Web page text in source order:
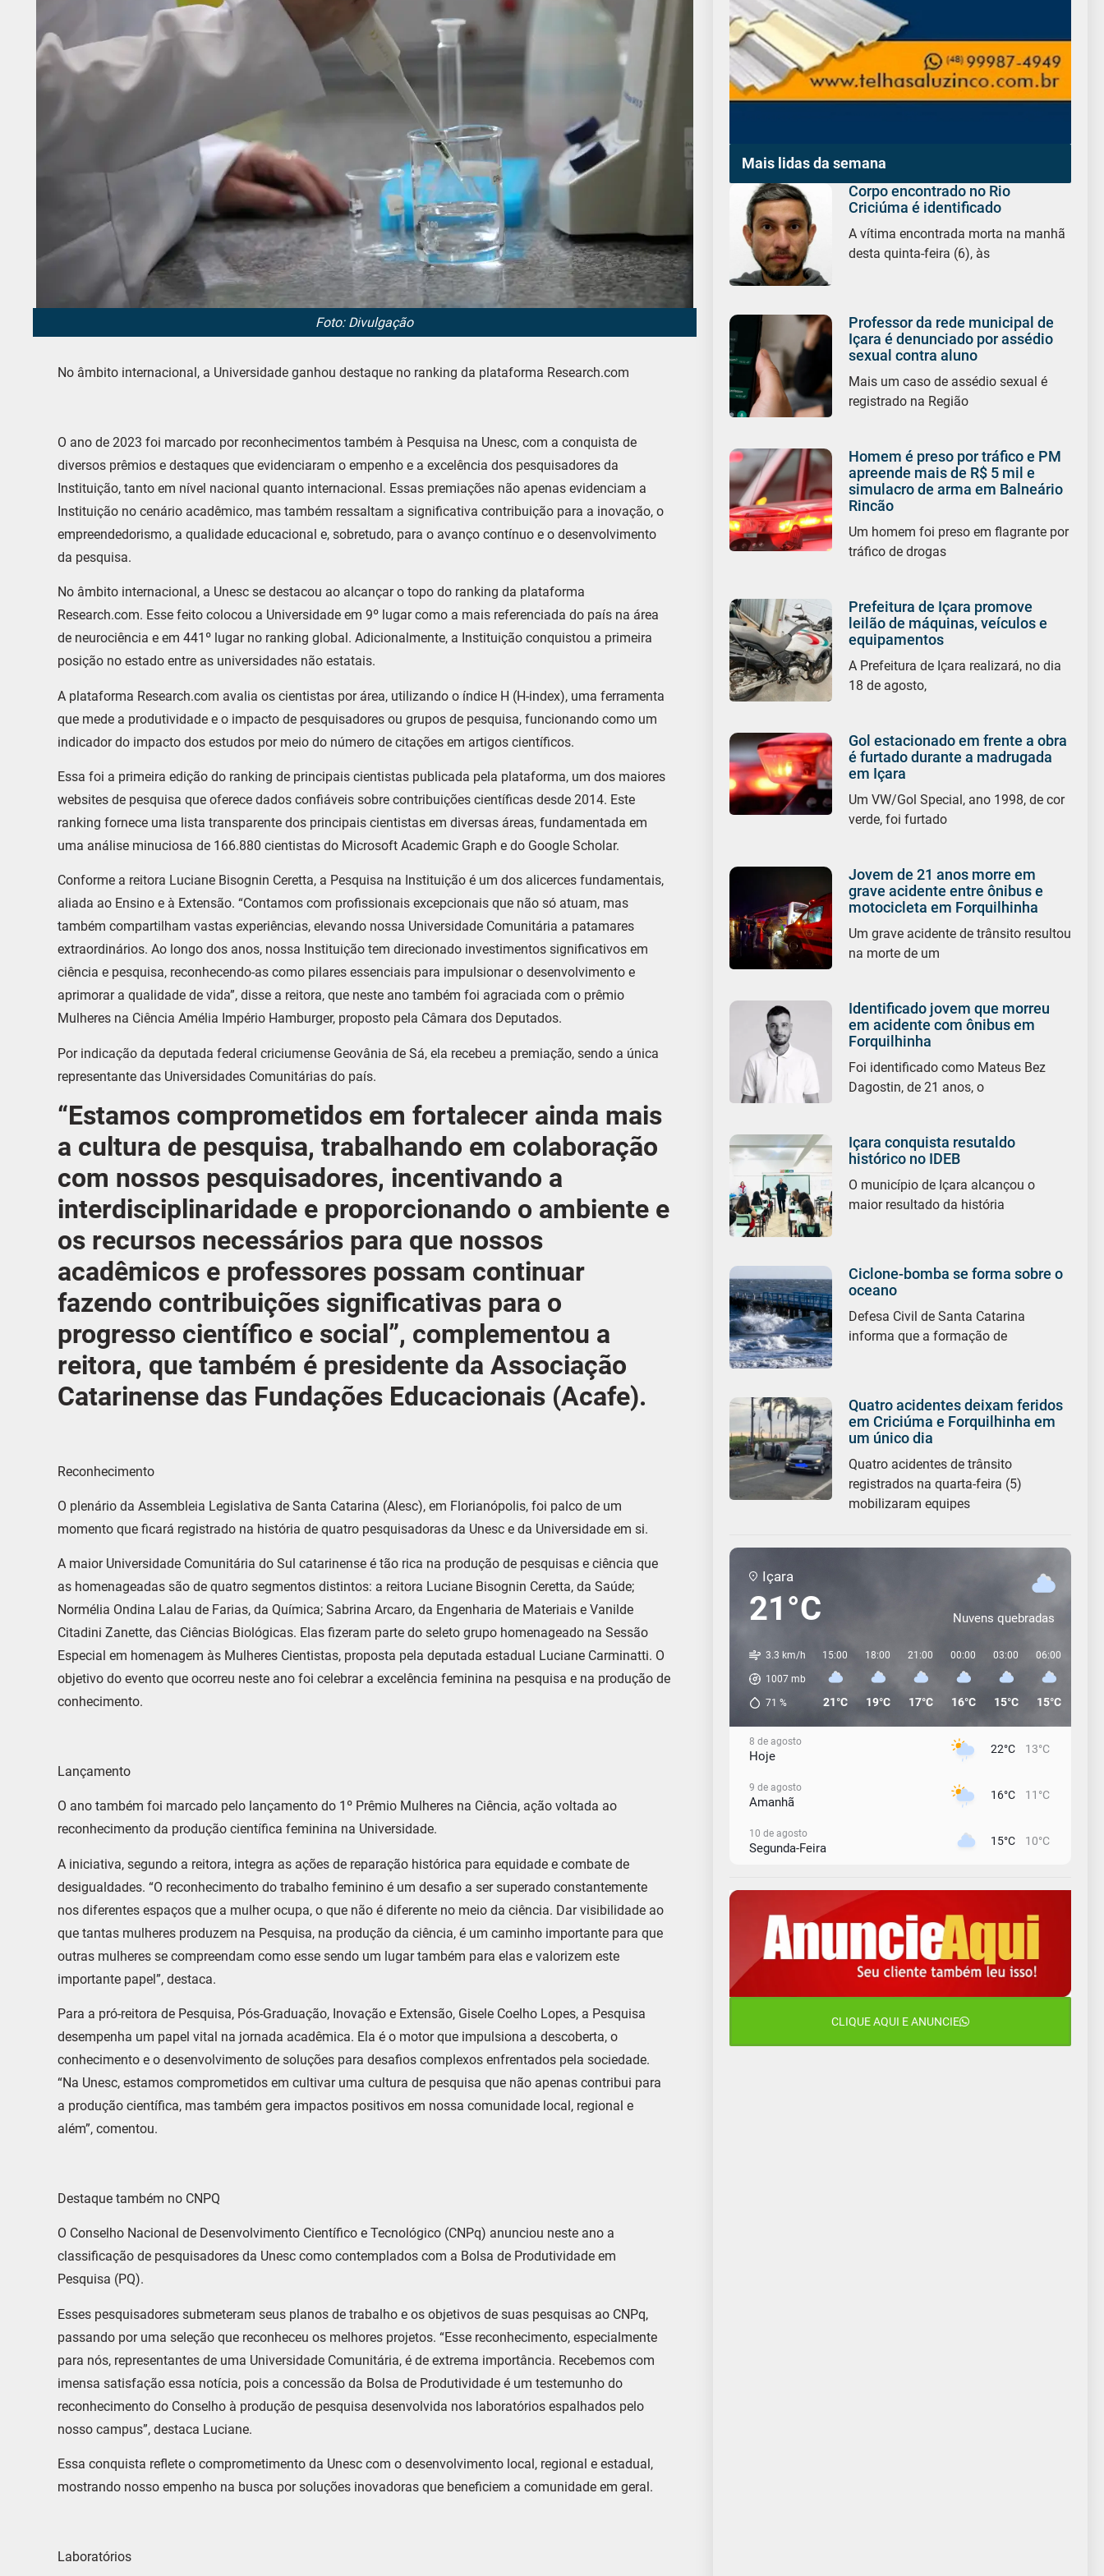
Foto: Divulgação
No âmbito internacional, a Universidade ganhou destaque no ranking da plataforma Research.com
O ano de 2023 foi marcado por reconhecimentos também à Pesquisa na Unesc, com a conquista de
diversos prêmios e destaques que evidenciaram o empenho e a excelência dos pesquisadores da
Instituição, tanto em nível nacional quanto internacional. Essas premiações não apenas evidenciam a
Instituição no cenário acadêmico, mas também ressaltam a significativa contribuição para a inovação, o
empreendedorismo, a qualidade educacional e, sobretudo, para o avanço contínuo e o desenvolvimento
da pesquisa.
No âmbito internacional, a Unesc se destacou ao alcançar o topo do ranking da plataforma
Research.com. Esse feito colocou a Universidade em 9º lugar como a mais referenciada do país na área
de neurociência e em 441º lugar no ranking global. Adicionalmente, a Instituição conquistou a primeira
posição no estado entre as universidades não estatais.
A plataforma Research.com avalia os cientistas por área, utilizando o índice H (H-index), uma ferramenta
que mede a produtividade e o impacto de pesquisadores ou grupos de pesquisa, funcionando como um
indicador do impacto dos estudos por meio do número de citações em artigos científicos.
Essa foi a primeira edição do ranking de principais cientistas publicada pela plataforma, um dos maiores
websites de pesquisa que oferece dados confiáveis sobre contribuições científicas desde 2014. Este
ranking fornece uma lista transparente dos principais cientistas em diversas áreas, fundamentada em
uma análise minuciosa de 166.880 cientistas do Microsoft Academic Graph e do Google Scholar.
Conforme a reitora Luciane Bisognin Ceretta, a Pesquisa na Instituição é um dos alicerces fundamentais,
aliada ao Ensino e à Extensão. “Contamos com profissionais excepcionais que não só atuam, mas
também compartilham vastas experiências, elevando nossa Universidade Comunitária a patamares
extraordinários. Ao longo dos anos, nossa Instituição tem direcionado investimentos significativos em
ciência e pesquisa, reconhecendo-as como pilares essenciais para impulsionar o desenvolvimento e
aprimorar a qualidade de vida”, disse a reitora, que neste ano também foi agraciada com o prêmio
Mulheres na Ciência Amélia Império Hamburger, proposto pela Câmara dos Deputados.
Por indicação da deputada federal criciumense Geovânia de Sá, ela recebeu a premiação, sendo a única
representante das Universidades Comunitárias do país.
“Estamos comprometidos em fortalecer ainda mais
a cultura de pesquisa, trabalhando em colaboração
com nossos pesquisadores, incentivando a
interdisciplinaridade e proporcionando o ambiente e
os recursos necessários para que nossos
acadêmicos e professores possam continuar
fazendo contribuições significativas para o
progresso científico e social”, complementou a
reitora, que também é presidente da Associação
Catarinense das Fundações Educacionais (Acafe).
Reconhecimento
O plenário da Assembleia Legislativa de Santa Catarina (Alesc), em Florianópolis, foi palco de um
momento que ficará registrado na história de quatro pesquisadoras da Unesc e da Universidade em si.
A maior Universidade Comunitária do Sul catarinense é tão rica na produção de pesquisas e ciência que
as homenageadas são de quatro segmentos distintos: a reitora Luciane Bisognin Ceretta, da Saúde;
Normélia Ondina Lalau de Farias, da Química; Sabrina Arcaro, da Engenharia de Materiais e Vanilde
Citadini Zanette, das Ciências Biológicas. Elas fizeram parte do seleto grupo homenageado na Sessão
Especial em homenagem às Mulheres Cientistas, proposta pela deputada estadual Luciane Carminatti. O
objetivo do evento que ocorreu neste ano foi celebrar a excelência feminina na pesquisa e na produção de
conhecimento.
Lançamento
O ano também foi marcado pelo lançamento do 1º Prêmio Mulheres na Ciência, ação voltada ao
reconhecimento da produção científica feminina na Universidade.
A iniciativa, segundo a reitora, integra as ações de reparação histórica para equidade e combate de
desigualdades. “O reconhecimento do trabalho feminino é um desafio a ser superado constantemente
nos diferentes espaços que a mulher ocupa, o que não é diferente no meio da ciência. Dar visibilidade ao
que tantas mulheres produzem na Pesquisa, na produção da ciência, é um caminho importante para que
outras mulheres se compreendam como esse sendo um lugar também para elas e valorizem este
importante papel”, destaca.
Para a pró-reitora de Pesquisa, Pós-Graduação, Inovação e Extensão, Gisele Coelho Lopes, a Pesquisa
desempenha um papel vital na jornada acadêmica. Ela é o motor que impulsiona a descoberta, o
conhecimento e o desenvolvimento de soluções para desafios complexos enfrentados pela sociedade.
“Na Unesc, estamos comprometidos em cultivar uma cultura de pesquisa que não apenas contribui para
a produção científica, mas também gera impactos positivos em nossa comunidade local, regional e
além”, comentou.
Destaque também no CNPQ
O Conselho Nacional de Desenvolvimento Científico e Tecnológico (CNPq) anunciou neste ano a
classificação de pesquisadores da Unesc como contemplados com a Bolsa de Produtividade em
Pesquisa (PQ).
Esses pesquisadores submeteram seus planos de trabalho e os objetivos de suas pesquisas ao CNPq,
passando por uma seleção que reconheceu os melhores projetos. “Esse reconhecimento, especialmente
para nós, representantes de uma Universidade Comunitária, é de extrema importância. Recebemos com
imensa satisfação essa notícia, pois a concessão da Bolsa de Produtividade é um testemunho do
reconhecimento do Conselho à produção de pesquisa desenvolvida nos laboratórios espalhados pelo
nosso campus”, destaca Luciane.
Essa conquista reflete o comprometimento da Unesc com o desenvolvimento local, regional e estadual,
mostrando nosso empenho na busca por soluções inovadoras que beneficiem a comunidade em geral.
Laboratórios
Mais lidas da semana
Corpo encontrado no Rio
Criciúma é identificado
A vítima encontrada morta na manhã
desta quinta-feira (6), às
Professor da rede municipal de
Içara é denunciado por assédio
sexual contra aluno
Mais um caso de assédio sexual é
registrado na Região
Homem é preso por tráfico e PM
apreende mais de R$ 5 mil e
simulacro de arma em Balneário
Rincão
Um homem foi preso em flagrante por
tráfico de drogas
Prefeitura de Içara promove
leilão de máquinas, veículos e
equipamentos
A Prefeitura de Içara realizará, no dia
18 de agosto,
Gol estacionado em frente a obra
é furtado durante a madrugada
em Içara
Um VW/Gol Special, ano 1998, de cor
verde, foi furtado
Jovem de 21 anos morre em
grave acidente entre ônibus e
motocicleta em Forquilhinha
Um grave acidente de trânsito resultou
na morte de um
Identificado jovem que morreu
em acidente com ônibus em
Forquilhinha
Foi identificado como Mateus Bez
Dagostin, de 21 anos, o
Içara conquista resutaldo
histórico no IDEB
O município de Içara alcançou o
maior resultado da história
Ciclone-bomba se forma sobre o
oceano
Defesa Civil de Santa Catarina
informa que a formação de
Quatro acidentes deixam feridos
em Criciúma e Forquilhinha em
um único dia
Quatro acidentes de trânsito
registrados na quarta-feira (5)
mobilizaram equipes
Içara
21°C Nuvens quebradas
3.3 km/h
1007mb
71 %
15:00
21°C
18:00
19°C
21:00
17°C
00:00
16°C
03:00
15°C
06:00
15°C
8 de agosto
Hoje 22°C 13°C
9 de agosto
Amanhã 16°C 11°C
10 de agosto
Segunda-Feira 15°C 10°C
Terça-Feira 13°C 11°C
12 de agosto
Quarta-Feira
13 de agosto
20°C 15°C
CLIQUE AQUI E ANUNCIE